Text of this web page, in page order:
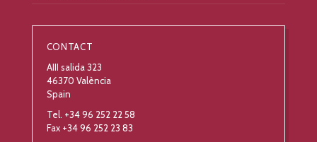
CONTACT
AIII salida 323
46370 València
Spain
Tel. +34 96 252 22 58
Fax +34 96 252 23 83